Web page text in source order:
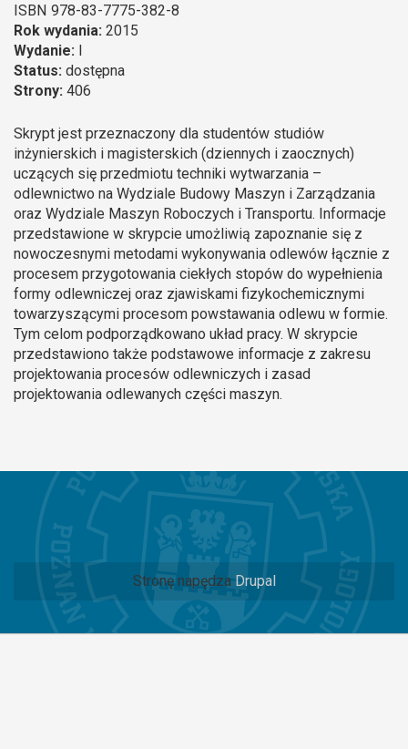
ISBN 978-83-7775-382-8
Rok wydania: 2015
Wydanie: I
Status: dostępna
Strony: 406
Skrypt jest przeznaczony dla studentów studiów
inżynierskich i magisterskich (dziennych i zaocznych)
uczących się przedmiotu techniki wytwarzania –
odlewnictwo na Wydziale Budowy Maszyn i Zarządzania
oraz Wydziale Maszyn Roboczych i Transportu. Informacje
przedstawione w skrypcie umożliwią zapoznanie się z
nowoczesnymi metodami wykonywania odlewów łącznie z
procesem przygotowania ciekłych stopów do wypełnienia
formy odlewniczej oraz zjawiskami fizykochemicznymi
towarzyszącymi procesom powstawania odlewu w formie.
Tym celom podporządkowano układ pracy. W skrypcie
przedstawiono także podstawowe informacje z zakresu
projektowania procesów odlewniczych i zasad
projektowania odlewanych części maszyn.
Stronę napędza Drupal